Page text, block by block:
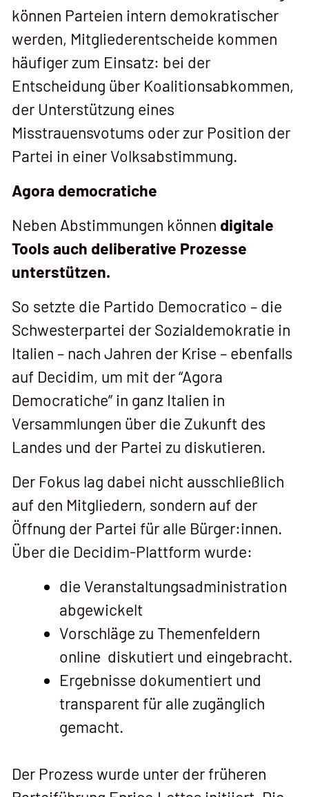
können Parteien intern demokratischer
werden, Mitgliederentscheide kommen
häufiger zum Einsatz: bei der
Entscheidung über Koalitionsabkommen,
der Unterstützung eines
Misstrauensvotums oder zur Position der
Partei in einer Volksabstimmung.
Agora democratiche
Neben Abstimmungen können digitale
Tools auch deliberative Prozesse
unterstützen.
So setzte die Partido Democratico – die
Schwesterpartei der Sozialdemokratie in
Italien – nach Jahren der Krise – ebenfalls
auf Decidim, um mit der “Agora
Democratiche” in ganz Italien in
Versammlungen über die Zukunft des
Landes und der Partei zu diskutieren.
Der Fokus lag dabei nicht ausschließlich
auf den Mitgliedern, sondern auf der
Öffnung der Partei für alle Bürger:innen.
Über die Decidim-Plattform wurde:
die Veranstaltungsadministration
abgewickelt
Vorschläge zu Themenfeldern
online diskutiert und eingebracht.
Ergebnisse dokumentiert und
transparent für alle zugänglich
gemacht.
Der Prozess wurde unter der früheren